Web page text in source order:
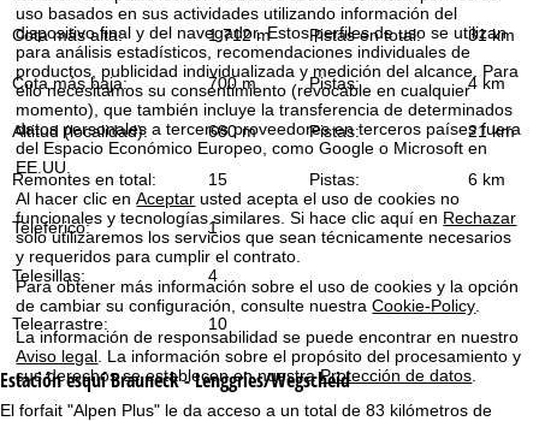
uso basados en sus actividades utilizando información del
dispositivo final y del navegador. Estos perfiles de uso se utilizan
para análisis estadísticos, recomendaciones individuales de
productos, publicidad individualizada y medición del alcance. Para
ello necesitamos su consentimiento (revocable en cualquier
momento), que también incluye la transferencia de determinados
datos personales a terceros proveedores en terceros países fuera
del Espacio Económico Europeo, como Google o Microsoft en
EE.UU.
Al hacer clic enAceptar usted acepta el uso de cookies no
funcionales y tecnologías similares. Si hace clic aquí en Rechazar
solo utilizaremos los servicios que sean técnicamente necesarios
y requeridos para cumplir el contrato.
Para obtener más información sobre el uso de cookies y la opción
de cambiar su configuración, consulte nuestraCookie-Policy
La información de responsabilidad se puede encontrar en nuestro
Aviso legal . La información sobre el propósito del procesamiento y
sus derechos se establecen en nuestraProtección de datos
n
a
p
r
i
n
c
i
p
Cota más alta: 1.712 m Pistas en total: 31 km
Cota más baja: 700 m Pistas: 4 km
Altitud (localidad): 680 m Pistas: 21 km
Remontes en total: 15 Pistas: 6 km
Teleférico: 1
Telesillas: 4
Telearrastre: 10
Estación esquíBrauneck - Lenggries/Wegscheid
El forfait "Alpen Plus" le da acceso a un total de 83 kilómetros de